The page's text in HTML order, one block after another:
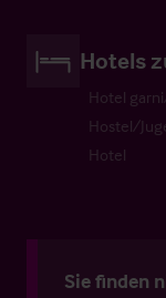
Hotels
Hotel
Hostel/
Hotel
Sie finden